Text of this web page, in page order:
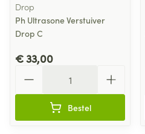
Drop
Ph Ultrasone Verstuiver
Drop C
€ 33,00
Bestel